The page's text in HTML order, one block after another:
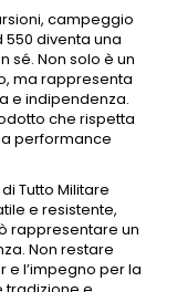
campeggio
diventa una
sé. Non solo è un
ma rappresenta
e indipendenza.
che rispetta
performance
Tutto Militare
e resistente,
rappresentare un
Non restare
e l’impegno per la